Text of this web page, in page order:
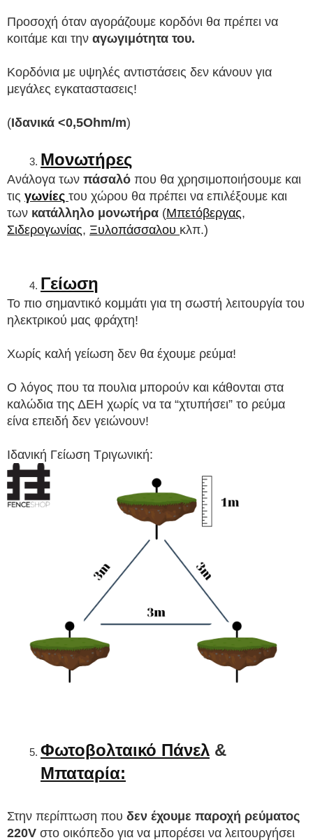
Προσοχή όταν αγοράζουμε κορδόνι θα πρέπει να
κοιτάμε και την αγωγιμότητα του.
Κορδόνια με υψηλές αντιστάσεις δεν κάνουν για
μεγάλες εγκαταστασεις!
(Ιδανικά <0,5Ohm/m)
Μονωτήρες
Ανάλογα των πάσαλό που θα χρησιμοποιήσουμε και
τις γωνίες του χώρου θα πρέπει να επιλέξουμε και
των κατάλληλο μονωτήρα (Μπετόβεργας,
Σιδερογωνίας, Ξυλοπάσσαλου κλπ.)
Γείωση
Το πιο σημαντικό κομμάτι για τη σωστή λειτουργία του
ηλεκτρικού μας φράχτη!
Χωρίς καλή γείωση δεν θα έχουμε ρεύμα!
Ο λόγος που τα πουλια μπορούν και κάθονται στα
καλώδια της ΔΕΗ χωρίς να τα “χτυπήσει” το ρεύμα
είνα επειδή δεν γειώνουν!
Ιδανική Γείωση Τριγωνική:
Φωτοβολταικό Πάνελ &
Μπαταρία:
Στην περίπτωση που δεν έχουμε παροχή ρεύματος
220V στο οικόπεδο για να μπορέσει να λειτουργήσει